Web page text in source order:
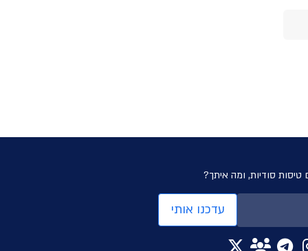
טיסות סודיות, ומה איתך?
עדכנו אותי